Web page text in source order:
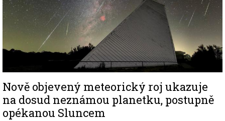
Nově objevený meteorický roj ukazuje
na dosud neznámou planetku, postupně
opékanou Sluncem